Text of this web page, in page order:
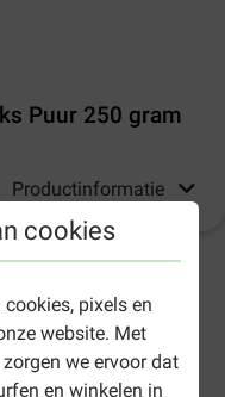
cookies
pixels en
website. Met
we ervoor dat
en winkelen in
Puur 250 gram
Productinformatie
250 gramis een